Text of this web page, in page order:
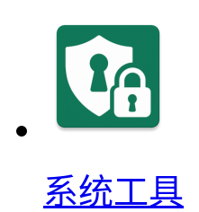
系统工具